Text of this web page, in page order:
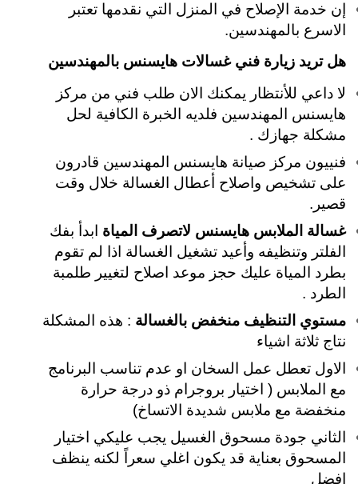
إن خدمة الإصلاح في المنزل التي نقدمها تعتبر
الاسرع بالمهندسين.
هل تريد زيارة فني غسالات هايسنس بالمهندسين
لا داعي للأنتظار يمكنك الان طلب فني من مركز
هايسنس المهندسين فلديه الخبرة الكافية لحل
مشكلة جهازك .
فنييون مركز صيانة هايسنس المهندسين قادرون
على تشخيص واصلاح أعطال الغسالة خلال وقت
قصير.
غسالة الملابس هايسنس لاتصرف المياة ابدأ بفك
الفلتر وتنظيفه وأعيد تشغيل الغسالة اذا لم تقوم
بطرد المياة عليك حجز موعد اصلاح لتغيير طلمبة
الطرد .
مستوي التنظيف منخفض بالغسالة : هذه المشكلة
نتاج ثلاثة اشياء
الاول تعطل عمل السخان او عدم تناسب البرنامج
مع الملابس ( اختيار بروجرام ذو درجة حرارة
منخفضة مع ملابس شديدة الاتساخ)
الثاني جودة مسحوق الغسيل يجب عليكي اختيار
المسحوق بعناية قد يكون اغلي سعراً لكنه ينظف
افضل